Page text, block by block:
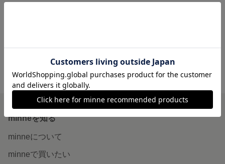
minne ホーム MMMCLAMP の作品一覧
minneを知る
minneについて
minneで買いたい